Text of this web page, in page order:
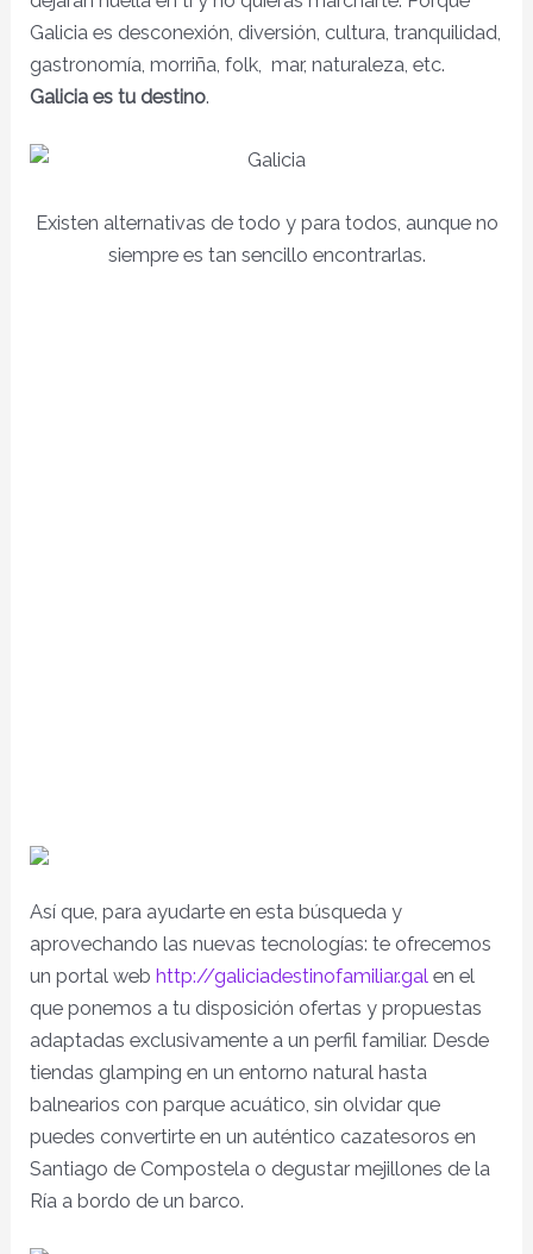
Galicia es desconexión, diversión, cultura, tranquilidad,
gastronomía, morriña, folk, mar, naturaleza, etc.
Galicia es tu destino.
Existen alternativas de todo y para todos, aunque no
siempre es tan sencillo encontrarlas.
Así que, para ayudarte en esta búsqueda y
aprovechando las nuevas tecnologías: te ofrecemos
un portal webhttp://galiciadestinofamiliar.gal en el
que ponemos a tu disposición ofertas y propuestas
adaptadas exclusivamente a un perfil familiar. Desde
tiendas glamping en un entorno natural hasta
balnearios con parque acuático, sin olvidar que
puedes convertirte en un auténtico cazatesoros en
Santiago de Compostela o degustar mejillones de la
Ría a bordo de un barco.